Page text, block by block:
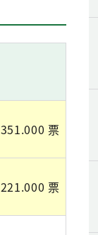
351.000 票
221.000 票